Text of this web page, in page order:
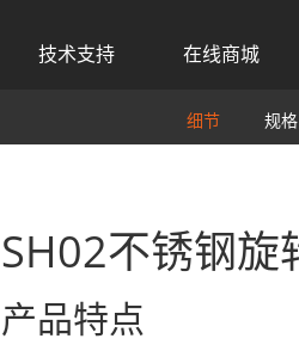
技术支持 在线商城
细节 规格
SH02不锈钢旋
产品特点